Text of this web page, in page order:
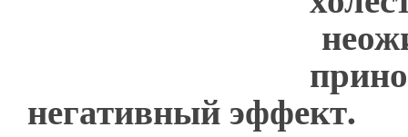
негативный эффект.